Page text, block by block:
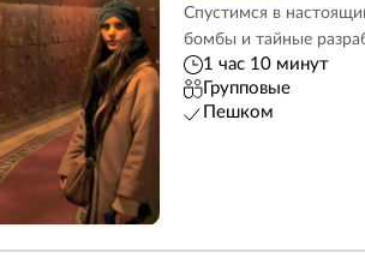
Дворцы, особняки 6
Школьникам14
Арбат4
Обзорные17
Новодевичье кладбище
Мифы и легенды7
Крыши3
Зарядье
Спустимся в
бомбы и тайные
1 час 10 минут
Групповые
Пешком